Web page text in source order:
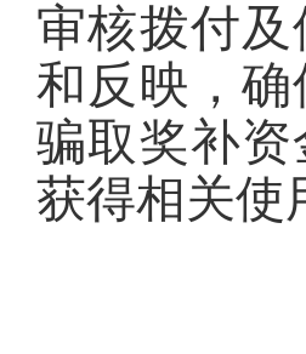
审核拨付
和反映，
骗取奖补
获得相关使